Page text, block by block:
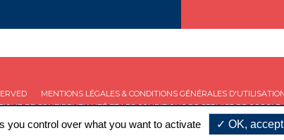
MENTIONS LÉGALES & CONDITIONS GÉNÉRALES
DE CONFIDENTIALITÉET LESCONDITIONS DE SERVICEDE GOOGLE
you control over what you want to activate OK, accept